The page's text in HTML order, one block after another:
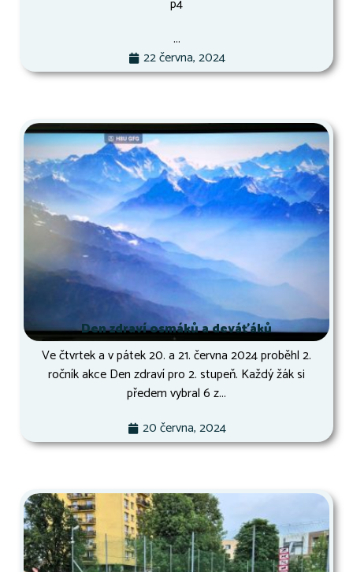
p4
...
22 června, 2024
Den zdraví osmáků a deváťáků
Ve čtvrtek a v pátek 20. a 21. června 2024 proběhl 2.
ročník akce Den zdraví pro 2. stupeň. Každý žák si
předem vybral 6 z...
20 června, 2024